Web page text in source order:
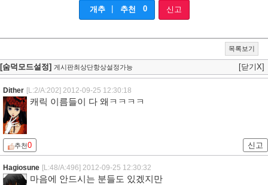
개추 추천 0 신고
목록보기
[숨덕모드설정] 게시판최상단항상설정가능 [닫기X]
Dither [L:2/A:202] 2012-09-25 12:30:18
캐릭 이름들이 다 왜ㅋㅋㅋㅋ
추천0 신고
Hagiosune [L:48/A:496] 2012-09-25 12:30:32
마음에 안드시는 분들도 있겠지만